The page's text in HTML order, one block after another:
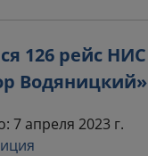
126 рейс НИС
Водяницкий»
7 апреля 2023 г.